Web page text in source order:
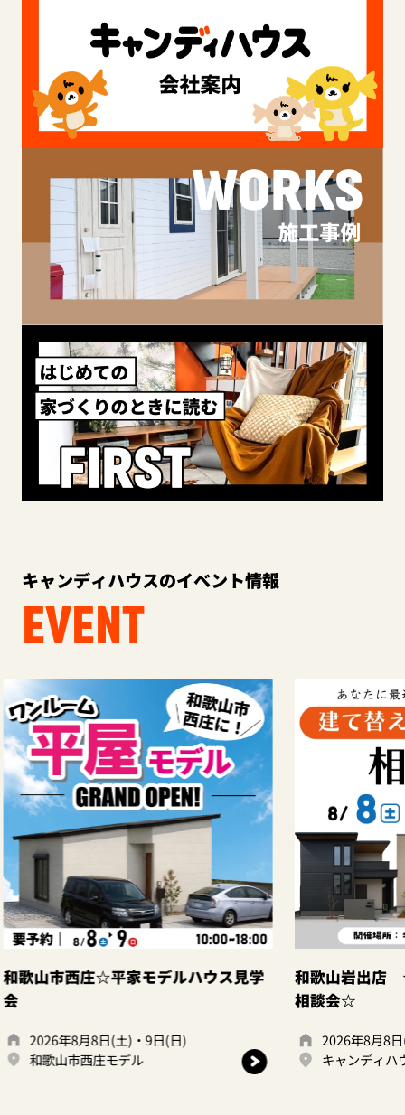
キャンディハウスのイベント情報
EVENT
ス見学
和歌山岩出店 ☆建て替えor住み替え
2026年8月8日(土)・9日(日)
キャンディハウス岩出店
大